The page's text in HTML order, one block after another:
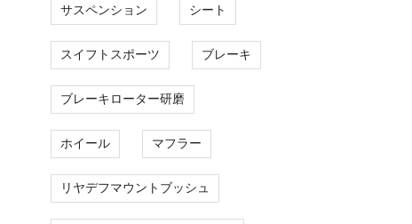
サスペンション シート
スイフトスポーツ ブレーキ
ブレーキローター研磨
ホイール マフラー
リヤデフマウントブッシュ